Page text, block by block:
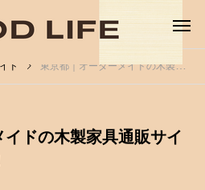
ド 東京都｜オーダーメイドの木製家具通販サイトをご紹介します！
ドの木製家具通販サイ